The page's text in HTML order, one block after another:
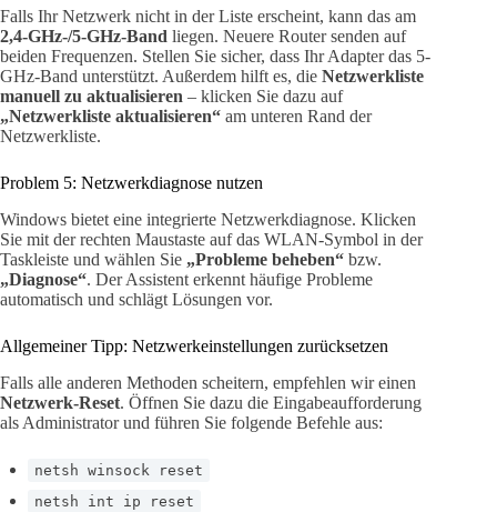
Falls Ihr Netzwerk nicht in der Liste erscheint, kann das am
2,4-GHz-/5-GHz-Band liegen. Neuere Router senden auf
beiden Frequenzen. Stellen Sie sicher, dass Ihr Adapter das 5-
GHz-Band unterstützt. Außerdem hilft es, die Netzwerkliste
manuell zu aktualisieren – klicken Sie dazu auf
„Netzwerkliste aktualisieren“ am unteren Rand der
Netzwerkliste.
Problem 5: Netzwerkdiagnose nutzen
Windows bietet eine integrierte Netzwerkdiagnose. Klicken
Sie mit der rechten Maustaste auf das WLAN-Symbol in der
Taskleiste und wählen Sie „Probleme beheben“ bzw.
„Diagnose“. Der Assistent erkennt häufige Probleme
automatisch und schlägt Lösungen vor.
Allgemeiner Tipp: Netzwerkeinstellungen zurücksetzen
Falls alle anderen Methoden scheitern, empfehlen wir einen
Netzwerk-Reset. Öffnen Sie dazu die Eingabeaufforderung
als Administrator und führen Sie folgende Befehle aus:
netsh winsock reset
netsh int ip reset